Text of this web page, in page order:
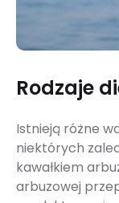
Rodzaje
Istnieją różne
niektórych
kawałkiem
arbuzowej